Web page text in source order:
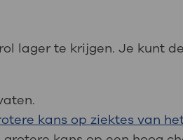
lager te krijgen. Je kunt
kans op ziektes van